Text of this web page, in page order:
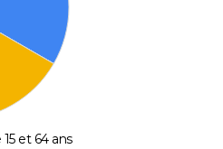
et 64 ans